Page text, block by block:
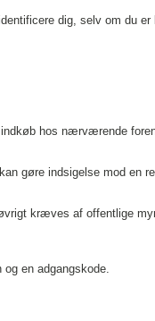
dig, selv om du er
indkøb hos nærværende
gøre indsigelse mod en
kræves af offentlige
en adgangskode.